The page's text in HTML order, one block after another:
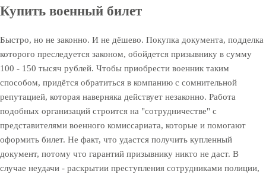
Купить военный билет
Быстро, но не законно. И не дёшево. Покупка документа, подделка
которого преследуется законом, обойдется призывнику в сумму
100 - 150 тысяч рублей. Чтобы приобрести военник таким
способом, придётся обратиться в компанию с сомнительной
репутацией, которая наверняка действует незаконно. Работа
подобных организаций строится на "сотрудничестве" с
представителями военного комиссариата, которые и помогают
оформить билет. Не факт, что удастся получить купленный
документ, потому что гарантий призывнику никто не даст. В
случае неудачи - раскрытии преступления сотрудниками полиции,